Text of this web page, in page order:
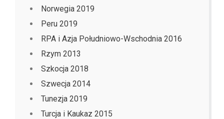
Norwegia 2019
Peru 2019
RPA i Azja Południowo-Wschodnia 2016
Rzym 2013
Szkocja 2018
Szwecja 2014
Tunezja 2019
Turcja i Kaukaz 2015